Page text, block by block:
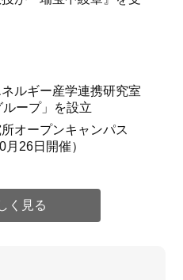
ルギー産学連携研究室
ループ」を設立
オープンキャンパス
26日開催）
く見る